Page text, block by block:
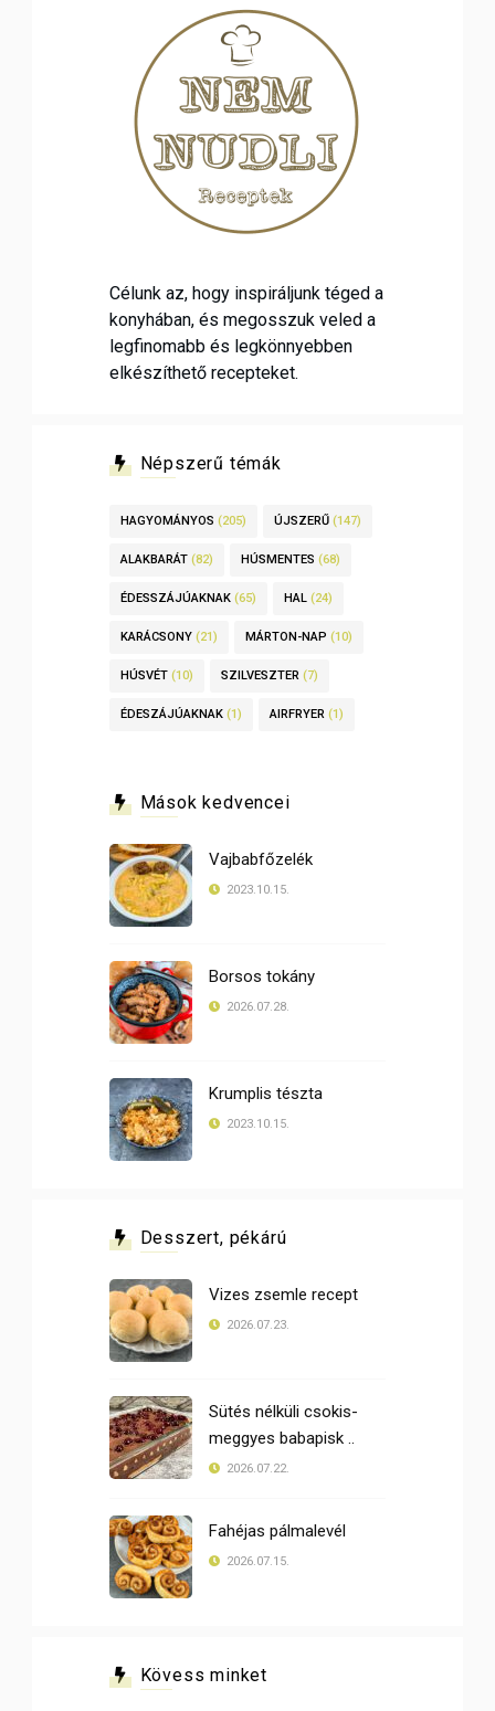
Célunk az, hogy inspiráljunk téged a
konyhában, és megosszuk veled a
legfinomabb és legkönnyebben
elkészíthető recepteket.
Népszerű témák
HAGYOMÁNYOS (205) ÚJSZERŰ (147)
ALAKBARÁT (82) HÚSMENTES (68)
ÉDESSZÁJÚAKNAK (65) HAL (24)
KARÁCSONY (21) MÁRTON-NAP (10)
HÚSVÉT (10) SZILVESZTER (7)
ÉDESZÁJÚAKNAK (1) AIRFRYER (1)
Mások kedvencei
Vajbabfőzelék
2023.10.15.
Borsos tokány
2026.07.28.
Krumplis tészta
2023.10.15.
Desszert, pékárú
Vizes zsemle recept
2026.07.23.
Sütés nélküli csokis-
meggyes babapisk ..
2026.07.22.
Fahéjas pálmalevél
2026.07.15.
Kövess minket